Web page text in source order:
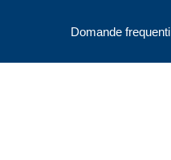
Domande frequenti